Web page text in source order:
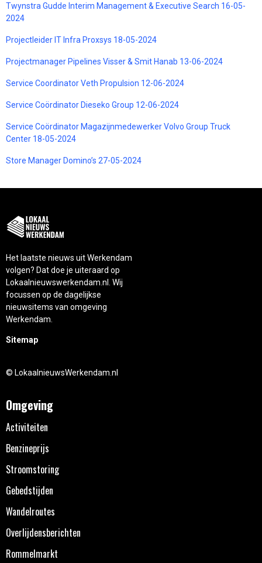
Twynstra Gudde Interim Management & Executive Search 16-05-
2024
Projectleider IT Infra Proxsys 18-05-2024
Projectmanager Pipelines Visser & Smit Hanab 13-06-2024
Service Coordinator Veth Propulsion 12-06-2024
Service Coördinator Dieseko Group 12-06-2024
Service Coördinator Magazijnmedewerker Volvo Group Truck
Center 18-05-2024
Store Manager Domino’s 27-05-2024
Het laatste nieuws uit Werkendam
volgen? Dat doe je uiteraard op
Lokaalnieuwswerkendam.nl. Wij
focussen op de dagelijkse
nieuwsitems van omgeving
Werkendam.
Sitemap
© LokaalnieuwsWerkendam.nl
Omgeving
Activiteiten
Benzineprijs
Stroomstoring
Gebedstijden
Wandelroutes
Overlijdensberichten
Rommelmarkt